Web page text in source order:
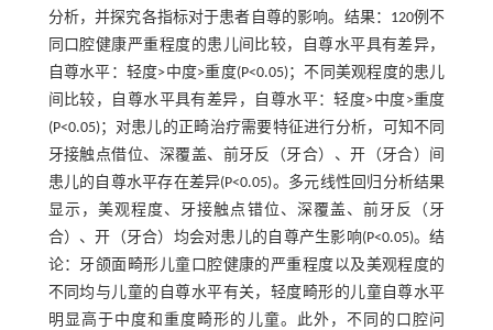
分析，并探究各指标对于患者自尊的影响。结果：120例不
同口腔健康严重程度的患儿间比较，自尊水平具有差异，
自尊水平：轻度>中度>重度(P<0.05)；不同美观程度的患儿
间比较，自尊水平具有差异，自尊水平：轻度>中度>重度
(P<0.05)；对患儿的正畸治疗需要特征进行分析，可知不同
牙接触点借位、深覆盖、前牙反（牙合）、开（牙合）间
患儿的自尊水平存在差异(P<0.05)。多元线性回归分析结果
显示，美观程度、牙接触点错位、深覆盖、前牙反（牙
合）、开（牙合）均会对患儿的自尊产生影响(P<0.05)。结
论：牙颌面畸形儿童口腔健康的严重程度以及美观程度的
不同均与儿童的自尊水平有关，轻度畸形的儿童自尊水平
明显高于中度和重度畸形的儿童。此外，不同的口腔问